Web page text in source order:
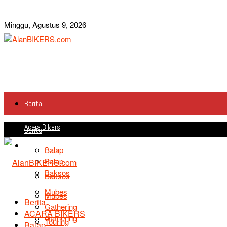
Minggu, Agustus 9, 2026
Berita
Acara Bikers
Balap
Baksos
Mubes
Gathering
Berita
Acara Bikers
Balap
Baksos
Mubes
Gathering
Touring
Berita
ACARA BIKERS